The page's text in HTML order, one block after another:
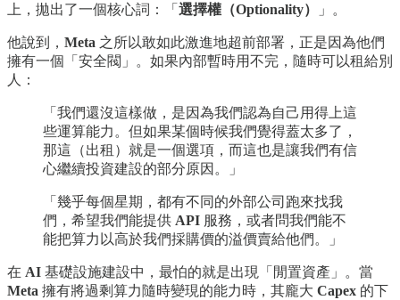
上，拋出了一個核心詞：「 選擇權（Optionality） 」。
他說到， Meta 之所以敢如此激進地超前部署，正是因為他們
擁有一個「安全閥」。如果內部暫時用不完，隨時可以租給別
人：
「我們還沒這樣做，是因為我們認為自己用得上這
些運算能力。但如果某個時候我們覺得蓋太多了，
那這（出租）就是一個選項，而這也是讓我們有信
心繼續投資建設的部分原因。」
「幾乎每個星期，都有不同的外部公司跑來找我
們，希望我們能提供 API 服務，或者問我們能不
能把算力以高於我們採購價的溢價賣給他們。」
在 AI 基礎設施建設中，最怕的就是出現「閒置資產」。當
Meta 擁有將過剩算力隨時變現的能力時，其龐大 Capex 的下